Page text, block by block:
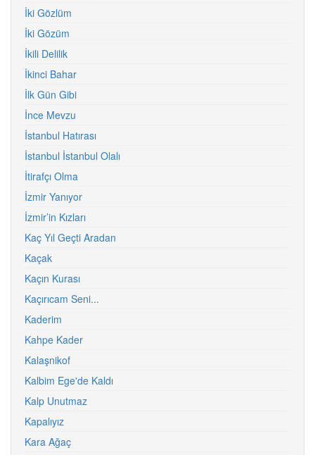
İki Gözlüm
İki Gözüm
İkili Delilik
İkinci Bahar
İlk Gün Gibi
İnce Mevzu
İstanbul Hatırası
İstanbul İstanbul Olalı
İtirafçı Olma
İzmir Yanıyor
İzmir’in Kızları
Kaç Yıl Geçti Aradan
Kaçak
Kaçın Kurası
Kaçırıcam Seni...
Kaderim
Kahpe Kader
Kalaşnikof
Kalbim Ege'de Kaldı
Kalp Unutmaz
Kapalıyız
Kara Ağaç